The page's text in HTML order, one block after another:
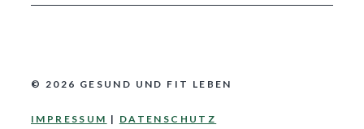
© 2026 GESUND UND FIT LEBEN
IMPRESSUM | DATENSCHUTZ